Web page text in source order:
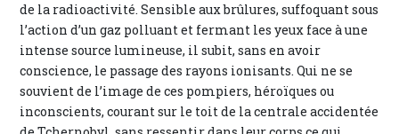
de la radioactivité. Sensible aux brûlures, suffoquant sous
l’action d’un gaz polluant et fermant les yeux face à une
intense source lumineuse, il subit, sans en avoir
conscience, le passage des rayons ionisants. Qui ne se
souvient de l’image de ces pompiers, héroïques ou
inconscients, courant sur le toit de la centrale accidentée